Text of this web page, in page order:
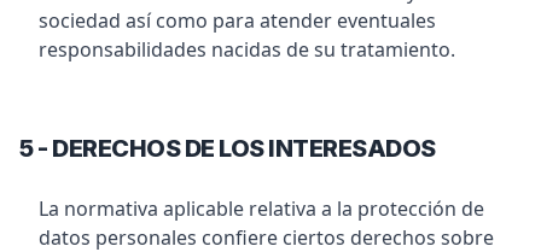
sociedad así como para atender eventuales
responsabilidades nacidas de su tratamiento.
5 - DERECHOS DE LOS INTERESADOS
La normativa aplicable relativa a la protección de
datos personales confiere ciertos derechos sobre